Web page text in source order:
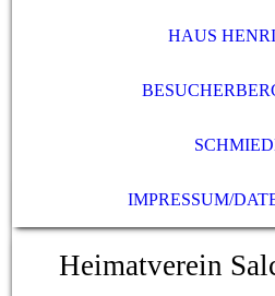
HAUS
IMPRESSUM/
Heimatverein